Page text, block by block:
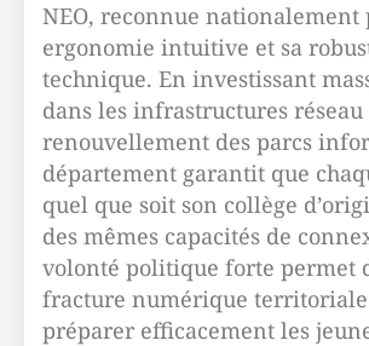
NEO, reconnue nationalement
ergonomie intuitive et sa
technique. En investissant
dans les infrastructures réseau
renouvellement des parcs
département garantit que
quel que soit son collège
des mêmes capacités de
volonté politique forte permet
fracture numérique territoriale
préparer efficacement les